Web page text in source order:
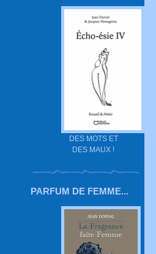
DES MOTS ET
DES MAUX !
PARFUM DE FEMME...